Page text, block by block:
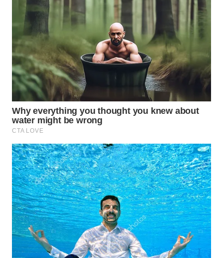
TAPANULI
UTARA
WN
SAMOSIR
PADANG
LAWAS
WN
SUMEDANG
WN
CIANJUR
WN
KEPULAUAN
SERIBU